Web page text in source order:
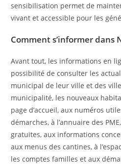
sensibilisation permet de
vivant et accessible pour les
Comment s’informer dans
Avant tout, les informations en
possibilité de consulter les
municipal de leur ville et des
municipalité, les nouveaux
page d’accueil, aux numéros
démarches, à l’annuaire des
gratuites, aux informations
aux menus des cantines, à
les comptes familles et aux